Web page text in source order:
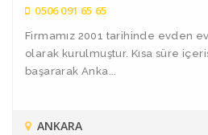
0506 091 65 65
Firmamız 2001 tarihinde evden
olarak kurulmuştur. Kısa süre
başararak Anka...
ANKARA